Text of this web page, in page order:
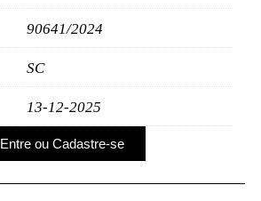
90641/2024
SC
13-12-2025
Entre ou Cadastre-se